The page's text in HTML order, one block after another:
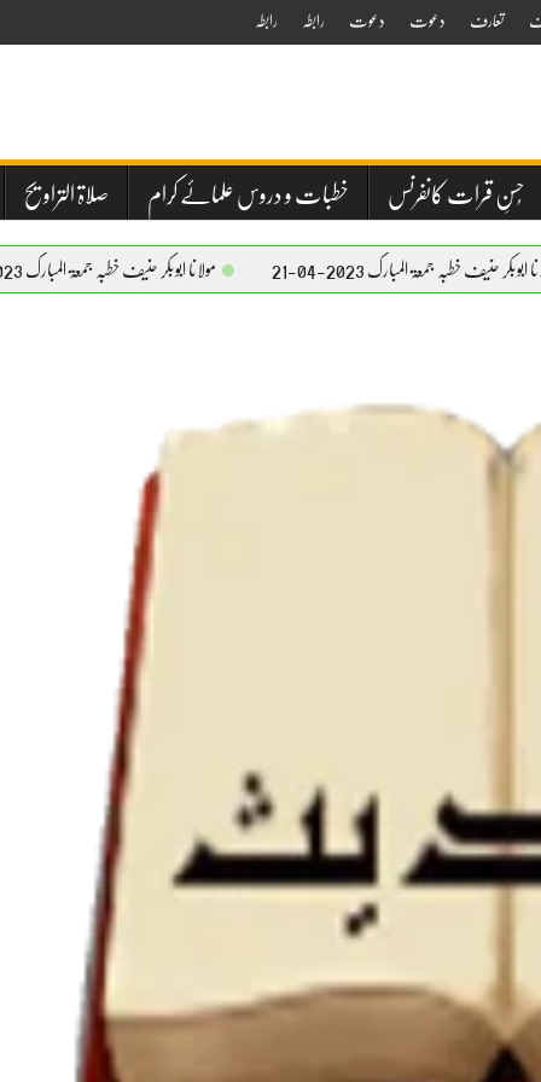
تعارف دعوت دعوت رابطہ رابطہ
حُسنِ قرات کانفرنس خطبات و دروس علمائے کرام صلاۃ التراویح
المبارک 2023-04-21 مولانا ابوبکر حنیف خطبہ جمعۃ المبارک 2023-04-21